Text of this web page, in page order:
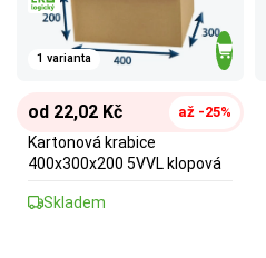
1 varianta
od 22,02 Kč až -25%
Kartonová krabice
400x300x200 5VVL klopová
Skladem